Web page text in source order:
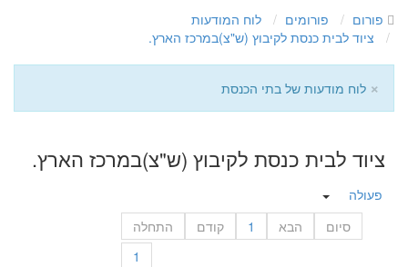
פורום פורומים
לוח המודעות
ציוד לבית כנסת לקיבוץ (ש"צ)במרכז הארץ.
× לוח מודעות של בתי הכנסת
ציוד לבית כנסת לקיבוץ (ש"צ)במרכז הארץ.
פעולה
התחלה
קודם 1 הבא
סיום
1